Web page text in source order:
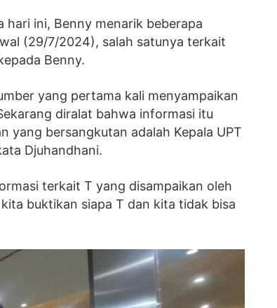
hari ini, Benny menarik beberapa
(29/7/2024), salah satunya terkait
Benny.
yang pertama kali menyampaikan
diralat bahwa informasi itu
yang bersangkutan adalah Kepala UPT
Djuhandhani.
terkait T yang disampaikan oleh
buktikan siapa T dan kita tidak bisa